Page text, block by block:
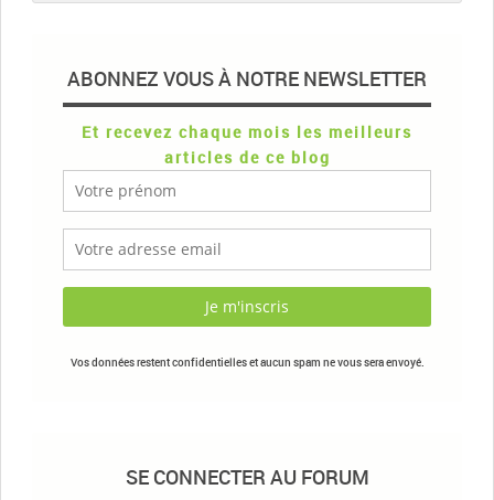
ABONNEZ VOUS À NOTRE NEWSLETTER
Et recevez chaque mois les meilleurs
articles de ce blog
Vos données restent confidentielles et aucun spam ne vous sera envoyé.
SE CONNECTER AU FORUM